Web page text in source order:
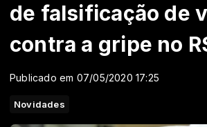
de falsificação de
contra a gripe no
Publicado em 07/05/2020 17:25
Novidades